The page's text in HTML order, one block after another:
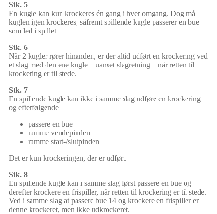
Stk. 5
En kugle kan kun krockeres én gang i hver omgang. Dog må
kuglen igen krockeres, såfremt spillende kugle passerer en bue
som led i spillet.
Stk. 6
Når 2 kugler rører hinanden, er der altid udført en krockering ved
et slag med den ene kugle – uanset slagretning – når retten til
krockering er til stede.
Stk. 7
En spillende kugle kan ikke i samme slag udføre en krockering
og efterfølgende
passere en bue
ramme vendepinden
ramme start-/slutpinden
Det er kun krockeringen, der er udført.
Stk. 8
En spillende kugle kan i samme slag først passere en bue og
derefter krockere en frispiller, når retten til krockering er til stede.
Ved i samme slag at passere bue 14 og krockere en frispiller er
denne krockeret, men ikke udkrockeret.